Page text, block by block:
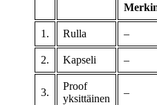
1. Rulla –
2. Kapseli –
3.
Proof
yksittäinen
–